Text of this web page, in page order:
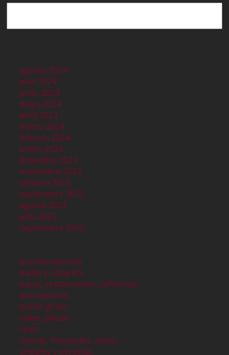
agosto 2024
julio 2024
junio 2024
mayo 2024
abril 2024
marzo 2024
febrero 2024
enero 2024
diciembre 2023
noviembre 2023
octubre 2023
septiembre 2023
agosto 2023
julio 2023
septiembre 2000
acontecimientos
bailes y cabarets
bares, restaurantes, cafeterías
barraquismo
barrio gótico
calles, plazas
cines
clinicas, hospitales, asilos
colegios y escuelas